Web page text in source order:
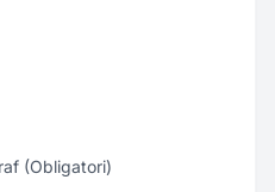
(Obligatori)